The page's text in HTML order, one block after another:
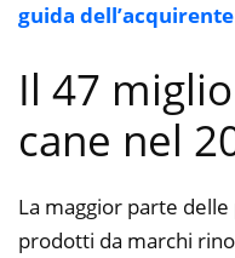
guida dell’acquirente
Il 47
cane nel
La maggior parte
prodotti da marchi